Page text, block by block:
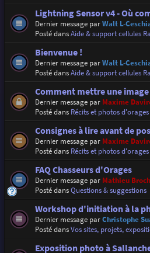
Lightning Sensor v4 - Où
Dernier message parWalt L-
Posté dansAide & support cellules
Bienvenue !
Dernier message parWalt L-
Posté dansAide & support cellules
Comment mettre une
Dernier message par Maxime
Posté dans Récits et photos d'orages
Consignes à lire avant de
Dernier message par Maxime
Posté dans Récits et photos d'orages
FAQ Chasseurs d'Orages
Dernier message par Mathieu
Posté dansQuestions & suggestions
Workshop d'initiation à la
Dernier message parChristophe
Posté dansVos sites, projets,
Exposition photo à